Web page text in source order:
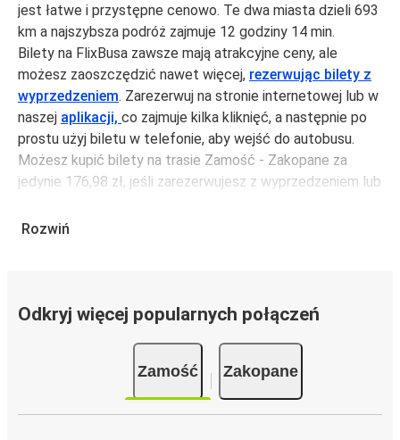
jest łatwe i przystępne cenowo. Te dwa miasta dzieli 693
km a najszybsza podróż zajmuje 12 godziny 14 min.
Bilety na FlixBusa zawsze mają atrakcyjne ceny, ale
możesz zaoszczędzić nawet więcej, rezerwując bilety z
wyprzedzeniem. Zarezerwuj na stronie internetowej lub w
naszej aplikacji, co zajmuje kilka kliknięć, a następnie po
prostu użyj biletu w telefonie, aby wejść do autobusu.
Możesz kupić bilety na trasie Zamość - Zakopane za
jedynie 176,98 zł, jeśli zarezerwujesz z wyprzedzeniem lub
szybko, łatwo i zadbać o zmniejszanie śladu węglowego,
Trasa Zamość - Zakopane jest łatwa i wygodna z
Podróż autobusemma mniejszy wpływ na środowisko
niż podróż samochodem czy samolotem. Stale pracujemy
nad tym, by jeszcze bardziej zmniejszać ślad węglowy,
Rozwiń
Odkryj więcej popularnych połączeń
Zamość Zakopane